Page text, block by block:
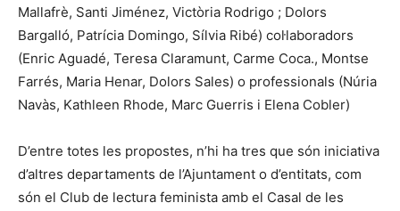
Mallafrè, Santi Jiménez, Victòria Rodrigo ; Dolors
Bargalló, Patrícia Domingo, Sílvia Ribé) col·laboradors
(Enric Aguadé, Teresa Claramunt, Carme Coca., Montse
Farrés, Maria Henar, Dolors Sales) o professionals (Núria
Navàs, Kathleen Rhode, Marc Guerris i Elena Cobler)
D’entre totes les propostes, n’hi ha tres que són iniciativa
d’altres departaments de l’Ajuntament o d’entitats, com
són el Club de lectura feminista amb el Casal de les